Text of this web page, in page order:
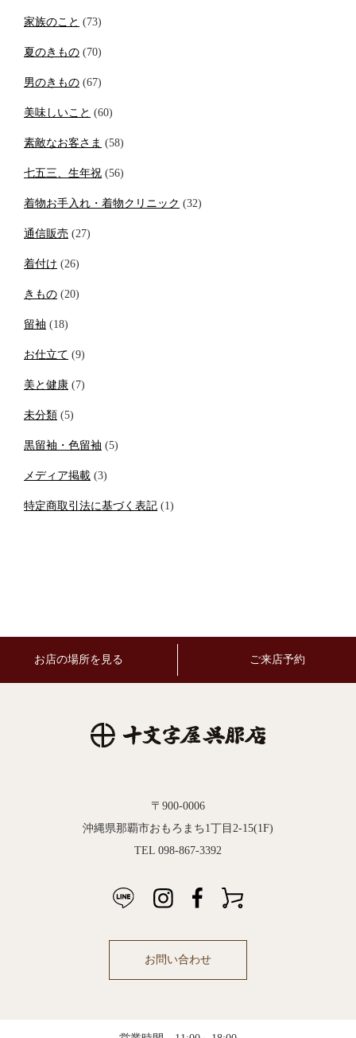
家族のこと (73)
夏のきもの (70)
男のきもの (67)
美味しいこと (60)
素敵なお客さま (58)
七五三、生年祝 (56)
着物お手入れ・着物クリニック (32)
通信販売 (27)
着付け (26)
きもの (20)
留袖 (18)
お仕立て (9)
美と健康 (7)
未分類 (5)
黒留袖・色留袖 (5)
メディア掲載 (3)
特定商取引法に基づく表記 (1)
お店の場所を見る ご来店予約
〒900-0006
沖縄県那覇市おもろまち1丁目2-15(1F)
TEL 098-867-3392
お問い合わせ